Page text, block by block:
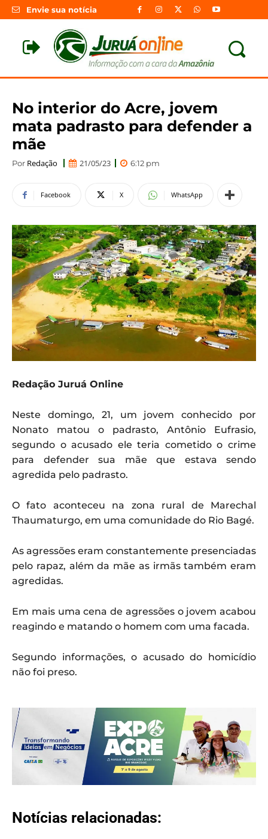
Envie sua notícia
No interior do Acre, jovem
mata padrasto para defender a
mãe
Por Redação 21/05/23 6:12 pm
Facebook X WhatsApp
Redação Juruá Online
Neste domingo, 21, um jovem conhecido por
Nonato matou o padrasto, Antônio Eufrasio,
segundo o acusado ele teria cometido o crime
para defender sua mãe que estava sendo
agredida pelo padrasto.
O fato aconteceu na zona rural de Marechal
Thaumaturgo, em uma comunidade do Rio Bagé.
As agressões eram constantemente presenciadas
pelo rapaz, além da mãe as irmãs também eram
agredidas.
Em mais uma cena de agressões o jovem acabou
reagindo e matando o homem com uma facada.
Segundo informações, o acusado do homicídio
não foi preso.
Notícias relacionadas: